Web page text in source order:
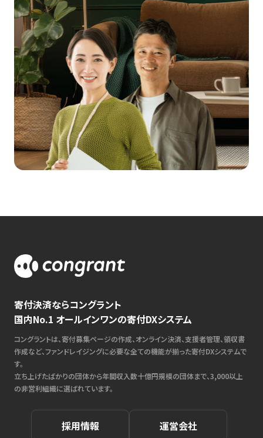
寄付決済ならコングラント
国内No.1 オールインワンの寄付DXシステム
コングラントは、寄付募集ページの作成、オンライン決済、支援者管理、領収書
作成など、ファンドレイジングに必要な全ての機能が揃った寄付DXシステムで
す。
立ち上げたばかりの団体から年間収入数十億円規模の団体まで、3,000以上
の非営利組織に選ばれています。
採用情報 運営会社